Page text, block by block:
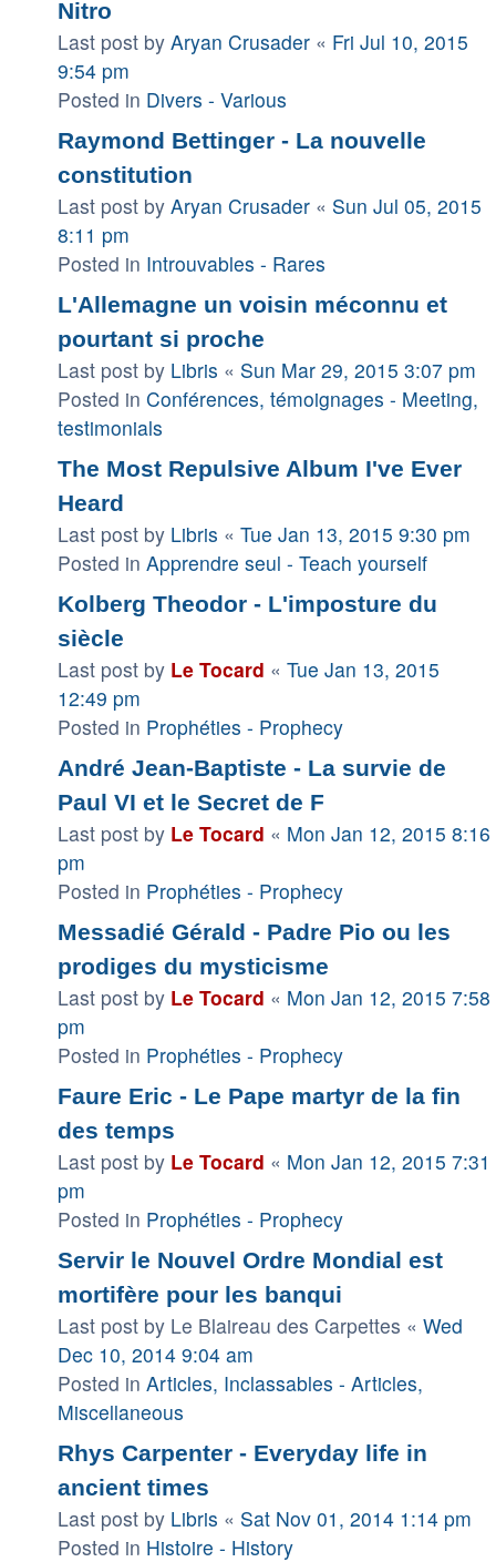
Nitro
Last post by Aryan Crusader « Fri Jul 10, 2015
9:54 pm
Posted in Divers - Various
Raymond Bettinger - La nouvelle
constitution
Last post by Aryan Crusader « Sun Jul 05, 2015
8:11 pm
Posted in Introuvables - Rares
L'Allemagne un voisin méconnu et
pourtant si proche
Last post by Libris « Sun Mar 29, 2015 3:07 pm
Posted in Conférences, témoignages - Meeting,
testimonials
The Most Repulsive Album I've Ever
Heard
Last post by Libris « Tue Jan 13, 2015 9:30 pm
Posted in Apprendre seul - Teach yourself
Kolberg Theodor - L'imposture du
siècle
Last post by Le Tocard « Tue Jan 13, 2015
12:49 pm
Posted in Prophéties - Prophecy
André Jean-Baptiste - La survie de
Paul VI et le Secret de F
Last post by Le Tocard « Mon Jan 12, 2015 8:16
pm
Posted in Prophéties - Prophecy
Messadié Gérald - Padre Pio ou les
prodiges du mysticisme
Last post by Le Tocard « Mon Jan 12, 2015 7:58
pm
Posted in Prophéties - Prophecy
Faure Eric - Le Pape martyr de la fin
des temps
Last post by Le Tocard « Mon Jan 12, 2015 7:31
pm
Posted in Prophéties - Prophecy
Servir le Nouvel Ordre Mondial est
mortifère pour les banqui
Last post by Le Blaireau des Carpettes « Wed
Dec 10, 2014 9:04 am
Posted in Articles, Inclassables - Articles,
Miscellaneous
Rhys Carpenter - Everyday life in
ancient times
Last post by Libris « Sat Nov 01, 2014 1:14 pm
Posted in Histoire - History